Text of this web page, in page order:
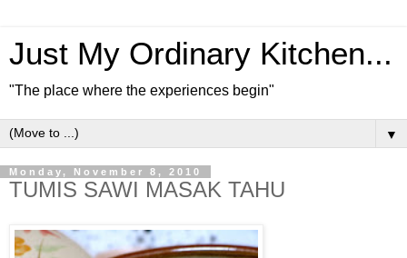
Just My Ordinary Kitchen...
"The place where the experiences begin"
▼
Monday, November 8, 2010
TUMIS SAWI MASAK TAHU